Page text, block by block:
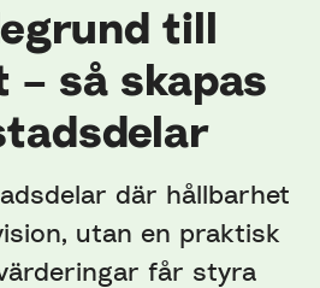
till
så skapas
där hållbarhet
utan en praktisk
får styra